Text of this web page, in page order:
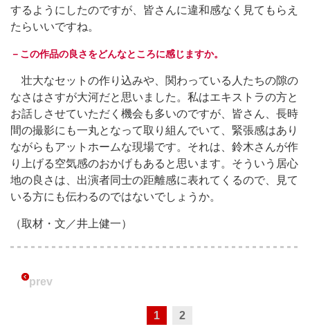
するようにしたのですが、皆さんに違和感なく見てもらえ
たらいいですね。
－この作品の良さをどんなところに感じますか。
壮大なセットの作り込みや、関わっている人たちの隙の
なさはさすが大河だと思いました。私はエキストラの方と
お話しさせていただく機会も多いのですが、皆さん、長時
間の撮影にも一丸となって取り組んでいて、緊張感はあり
ながらもアットホームな現場です。それは、鈴木さんが作
り上げる空気感のおかげもあると思います。そういう居心
地の良さは、出演者同士の距離感に表れてくるので、見て
いる方にも伝わるのではないでしょうか。
（取材・文／井上健一）
prev
1 2